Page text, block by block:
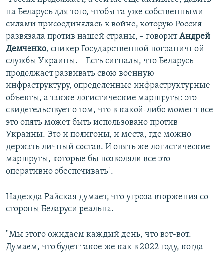
на Беларусь для того, чтобы та уже собственными
силами присоединялась к войне, которую Россия
развязала против нашей страны, – говоритАндрей
Демченко, спикер Государственной пограничной
службы Украины. – Есть сигналы, что Беларусь
продолжает развивать свою военную
инфраструктуру, определенные инфраструктурные
объекты, а также логистические маршруты: это
свидетельствует о том, что в какой-либо момент все
это опять может быть использовано против
Украины. Это и полигоны, и места, где можно
держать личный состав. И опять же логистические
маршруты, которые бы позволяли все это
оперативно обеспечивать".
Надежда Райская думает, что угроза вторжения со
стороны Беларуси реальна.
"Мы этого ожидаем каждый день, что вот-вот.
Думаем, что будет такое же как в 2022 году, когда